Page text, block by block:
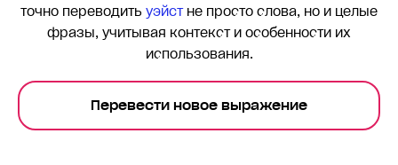
точно переводить yэйстне просто слова, но и целые
фразы, учитывая контекст и особенности их
использования.
Перевести новое выражение